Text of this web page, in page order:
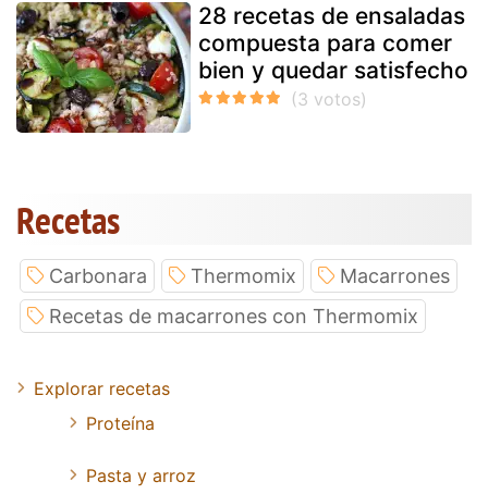
28 recetas de ensaladas
compuesta para comer
bien y quedar satisfecho
Recetas
Carbonara Thermomix
Macarrones
Recetas de macarrones con Thermomix
Explorar recetas
Proteína
Pasta y arroz